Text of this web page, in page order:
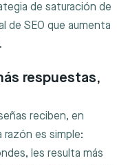
de saturación de
de SEO que aumenta
respuestas,
reciben, en
razón es simple:
les resulta más